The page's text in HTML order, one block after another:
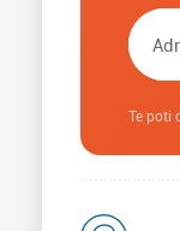
Te poti